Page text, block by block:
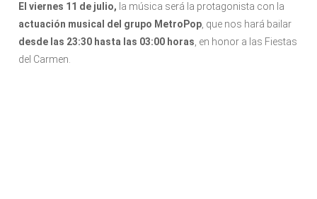
El viernes 11 de julio, la música será la protagonista con la
actuación musical del grupo MetroPop , que nos hará bailar
desde las 23:30 hasta las 03:00 horas , en honor a las Fiestas
del Carmen.